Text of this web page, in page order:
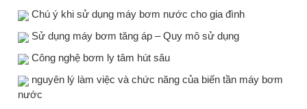
Chú ý khi sử dụng máy bơm nước cho gia đình
Sử dụng máy bơm tăng áp – Quy mô sử dụng
Công nghệ bơm ly tâm hút sâu
nguyên lý làm việc và chức năng của biến tần máy bơm
nước